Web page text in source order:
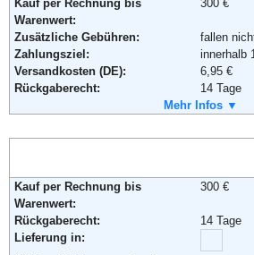
Kauf per Rechnung bis
Warenwert:
300 €
Zusätzliche Gebühren:
fallen
Zahlungsziel:
innerhalb
Versandkosten (DE):
6,95 €
Rückgaberecht:
14 Tage
Ja
Lieferung in:
Adresse:
Mehr Infos ▼
Kauf per Rechnung bis
Warenwert:
300 €
Rückgaberecht:
14 Tage
Lieferung in: